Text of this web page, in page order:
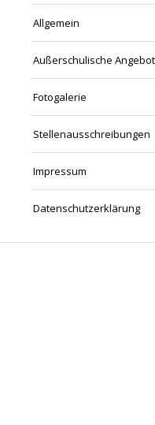
Allgemein
Außerschulische
Fotogalerie
Stellenausschreibungen
Impressum
Datenschutzerklärung